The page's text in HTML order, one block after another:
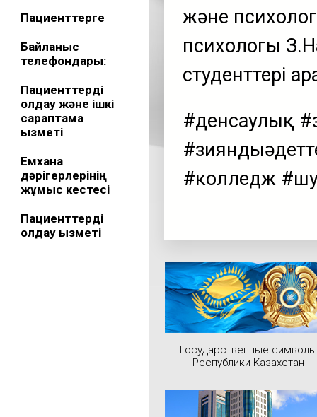
Пациенттерге
Байланыс
телефондары:
Пациенттерді
қолдау және ішкі
сараптама
қызметі
Емхана
дәрігерлерінің
жұмыс кестесі
Пациенттерді
қолдау қызметі
және
психологы
студенттері
#денсаулық
#колледж
Государственные символы
Республики Казахстан